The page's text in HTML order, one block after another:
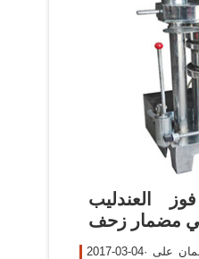
العندليب
مضمار زحف
2017-03-04· فوز الحصان الازرق ليوسي ممان على